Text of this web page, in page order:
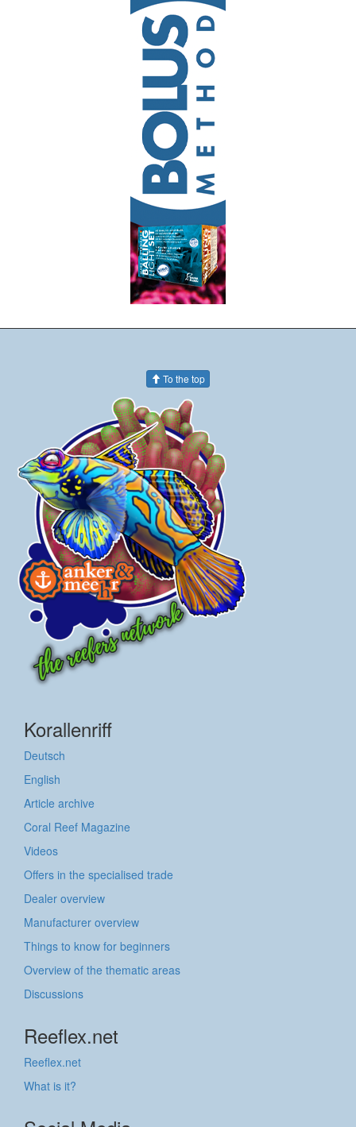
To the top
Korallenriff
Deutsch
English
Article archive
Coral Reef Magazine
Videos
Offers in the specialised trade
Dealer overview
Manufacturer overview
Things to know for beginners
Overview of the thematic areas
Discussions
Reeflex.net
Reeflex.net
What is it?